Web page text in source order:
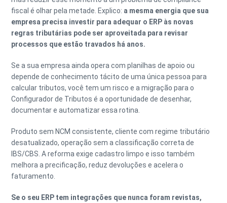
fiscal é olhar pela metade. Explico: a mesma energia que sua
empresa precisa investir para adequar o ERP às novas
regras tributárias pode ser aproveitada para revisar
processos que estão travados há anos.
Se a sua empresa ainda opera com planilhas de apoio ou
depende de conhecimento tácito de uma única pessoa para
calcular tributos, você tem um risco e a migração para o
Configurador de Tributos é a oportunidade de desenhar,
documentar e automatizar essa rotina.
Produto sem NCM consistente, cliente com regime tributário
desatualizado, operação sem a classificação correta de
IBS/CBS. A reforma exige cadastro limpo e isso também
melhora a precificação, reduz devoluções e acelera o
faturamento.
Se o seu ERP tem integrações que nunca foram revistas,